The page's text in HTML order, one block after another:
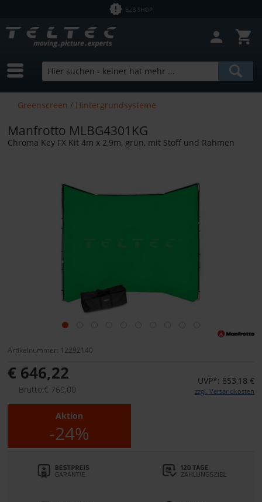
B2B SHOP
Greenscreen / Hintergrundsysteme
Manfrotto MLBG4301KG
Chroma Key FX Kit 4m x 2,9m, grün, mit Stoff und Rahmen
Artikelnummer: 12292140
€ 646,22
Brutto:€ 769,00
UVP*: 853,18 €
zzgl. Versandkosten
Aktion
-24%
Sofort lieferbar
Hersteller
von7,56 € bis5950,00 €